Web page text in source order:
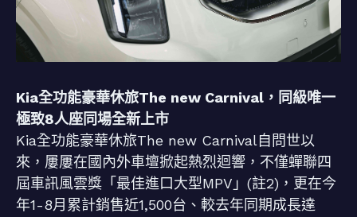
Kia全功能豪華休旅The new Carnival，同級唯一
極致8人座同場全新上市
Kia全功能豪華休旅The new Carnival自問世以
來，屢屢在國內外車壇掀起熱烈迴響，不僅蟬聯四
屆車訊風雲獎「最佳進口大型MPV」(註2)，更在今
年1-8月累計銷售近1,500台、較去年同期成長達